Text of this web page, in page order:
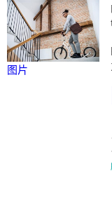
图片